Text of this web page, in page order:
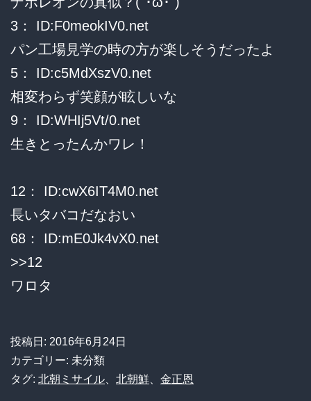
3： ID:F0meokIV0.net
パン工場見学の時の方が楽しそうだったよ
5： ID:c5MdXszV0.net
相変わらず笑顔が眩しいな
9： ID:WHIj5Vt/0.net
生きとったんかワレ！
12： ID:cwX6IT4M0.net
長いタバコだなおい
68： ID:mE0Jk4vX0.net
>>12
ワロタ
投稿日: 2016年6月24日
カテゴリー: 未分類
タグ: 北朝ミサイル 北朝鮮 金正恩